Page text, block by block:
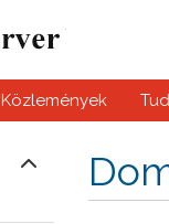
Közlemények